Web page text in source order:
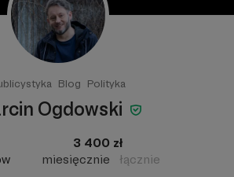
Blog Polityka
Ogdowski
3 400 zł
miesięcznie
łącznie